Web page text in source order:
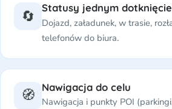
🔄 Statusy jednym
Dojazd, załadunek, w trasie,
telefonów do biura.
🧭 Nawigacja do celu
Nawigacja i punkty POI